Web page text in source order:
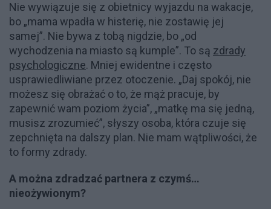
Nie wywiązuje się z obietnicy wyjazdu na wakacje,
bo „mama wpadła w histerię, nie zostawię jej
samej”. Nie bywa z tobą nigdzie, bo „od
wychodzenia na miasto są kumple”. To są zdrady
psychologiczne. Mniej ewidentne i często
usprawiedliwiane przez otoczenie. „Daj spokój, nie
możesz się obrażać o to, że mąż pracuje, by
zapewnić wam poziom życia”, „matkę ma się jedną,
musisz zrozumieć”, słyszy osoba, która czuje się
zepchnięta na dalszy plan. Nie mam wątpliwości, że
to formy zdrady.
A można zdradzać partnera z czymś…
nieożywionym?